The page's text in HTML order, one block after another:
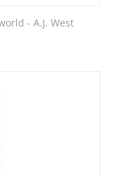
- A.J. West